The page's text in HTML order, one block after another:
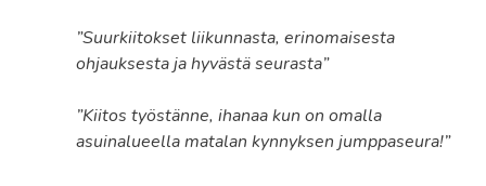
”Suurkiitokset liikunnasta, erinomaisesta
ohjauksesta ja hyvästä seurasta”
”Kiitos työstänne, ihanaa kun on omalla
asuinalueella matalan kynnyksen jumppaseura!”